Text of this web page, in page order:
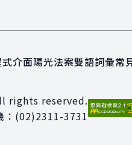
介面陽光法案雙語詞彙常
rights reserved.
(02)2311-3731